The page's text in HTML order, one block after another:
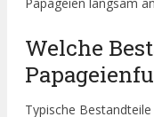
Welche
Typische